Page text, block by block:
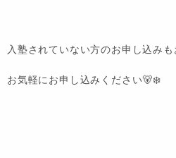
入塾されていない方のお申し込みも
お気軽にお申し込みください🐻‍❄️